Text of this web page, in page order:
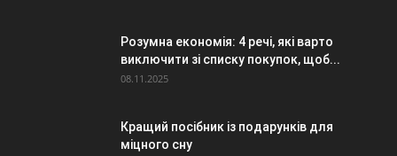
Розумна економія: 4 речі, які варто
виключити зі списку покупок, щоб...
08.11.2025
Кращий посібник із подарунків для
міцного сну